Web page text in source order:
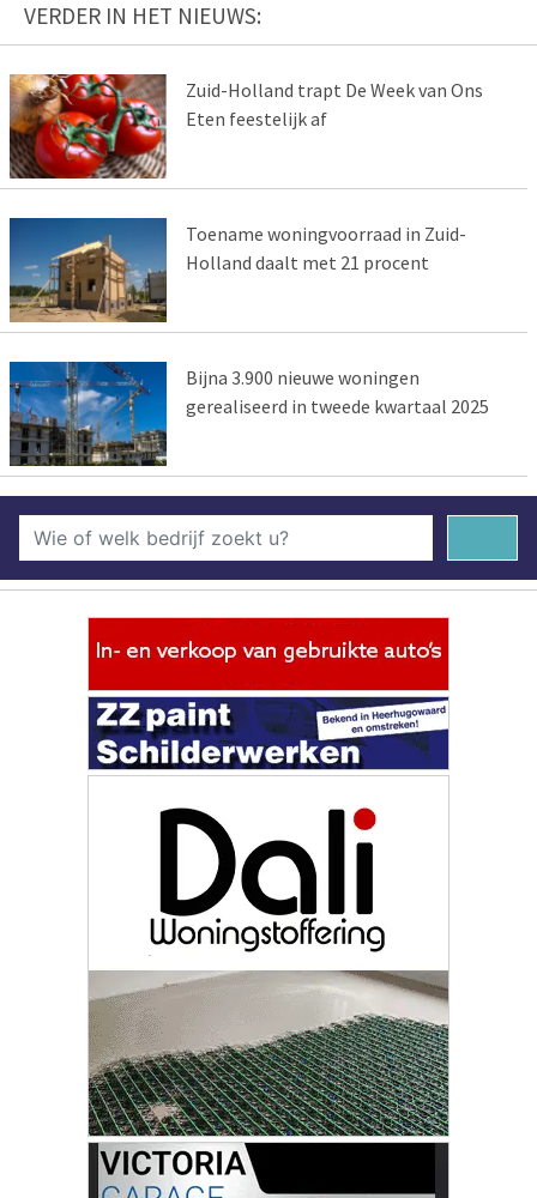
VERDER IN HET NIEUWS:
Zuid-Holland trapt De Week van Ons
Eten feestelijk af
Toename woningvoorraad in Zuid-
Holland daalt met 21 procent
Bijna 3.900 nieuwe woningen
gerealiseerd in tweede kwartaal 2025